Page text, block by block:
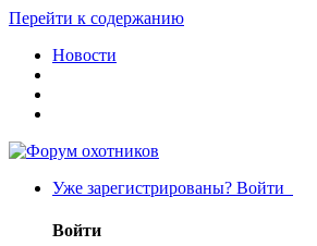
Перейти к содержанию
Новости
Уже зарегистрированы? Войти
Войти